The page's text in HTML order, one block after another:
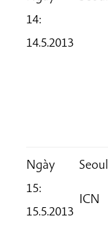
14:
14.5.2013
Ngày
15:
15.5.2013
Seoul
ICN